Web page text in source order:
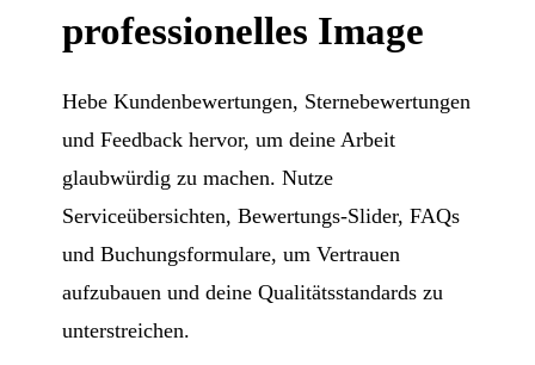
professionelles Image
Hebe Kundenbewertungen, Sternebewertungen
und Feedback hervor, um deine Arbeit
glaubwürdig zu machen. Nutze
Serviceübersichten, Bewertungs-Slider, FAQs
und Buchungsformulare, um Vertrauen
aufzubauen und deine Qualitätsstandards zu
unterstreichen.